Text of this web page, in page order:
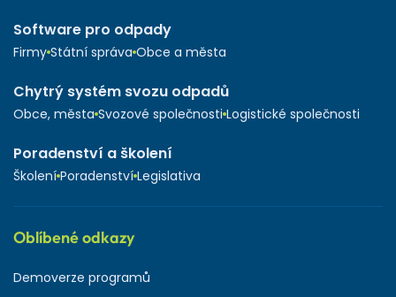
Software pro odpady
Firmy Státní správa Obce a města
Chytrý systém svozu odpadů
Obce, města Svozové společnosti Logistické společnosti
Poradenství a školení
Školení Poradenství Legislativa
Oblíbené odkazy
Demoverze programů